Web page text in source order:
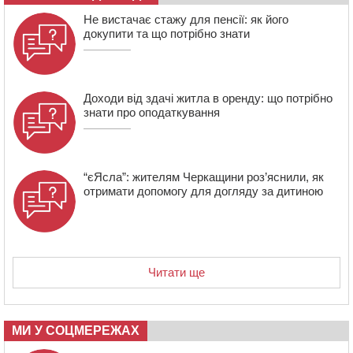
13:40 На Кам’янщині сталася масштабна пожежа
сміттєзвалища
Не вистачає стажу для пенсії: як його
докупити та що потрібно знати
Доходи від здачі житла в оренду: що потрібно
знати про оподаткування
“єЯсла”: жителям Черкащини роз’яснили, як
отримати допомогу для догляду за дитиною
Читати ще
МИ У СОЦМЕРЕЖАХ